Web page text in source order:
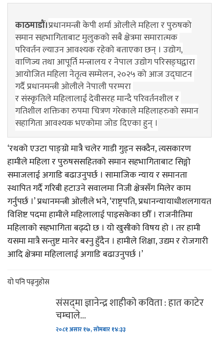
काठमाडौं।प्रधानमन्त्री केपी शर्मा ओलीले महिला र पुरुषको
समान सहभागिताबाट मुलुकको सबै क्षेत्रमा समारात्मक
परिवर्तन ल्याउन आवश्यक रहेको बताएका छन् । उद्योग,
वाणिज्य तथा आपूर्ति मन्त्रालय र नेपाल उद्योग परिसङ्घद्वारा
आयोजित महिला नेतृत्व सम्मेलन, २०२५ को आज उद्घाटन
गर्दै प्रधानमन्त्री ओलीले नेपाली परम्परा
र संस्कृतिले महिलालाई देवीसरह मान्दै परिवर्तनशील र
गतिशील शक्तिका रुपमा चित्रण गरेकाले महिलाहरुको समान
सहागिता आवश्यक भएकोमा जोड दिएका हुन् ।
‘रथको एउटा पाङ्ग्रो मात्रै चलेर गाडी गुड्न सक्दैन, त्यसकारण
हामीले महिला र पुरुषससहितको समान सहभागिताबाट सिङ्गो
समाजलाई अगाडि बढाउनुपर्छ । सामाजिक न्याय र समानता
स्थापित गर्दै गरिबी हटाउने सवालमा निजी क्षेत्रसँग मिलेर काम
गर्नुपर्छ ।’ प्रधानमन्त्री ओलीले भने, ‘राष्ट्रपति, प्रधानन्यायाधीशलगायत
विशिष्ट पदमा हामीले महिलालाई पाइसकेका छौँ । राजनीतिमा
महिलाको सहभागिता बढ्दो छ । यो खुसीको विषय हो । तर हामी
यसमा मात्रै सन्तुष्ट मानेर बस्नु हुँदैन । हामीले शिक्षा, उद्यम र रोजगारी
आदि क्षेत्रमा महिलालाई अगाडि बढाउनुपर्छ ।’
यो पनि पढ्नुहोस
संसद्‌मा ज्ञानेन्द्र शाहीको कविता : हात काटेर
चम्चाले…
२०८१ असार १७, सोमबार १४:३३